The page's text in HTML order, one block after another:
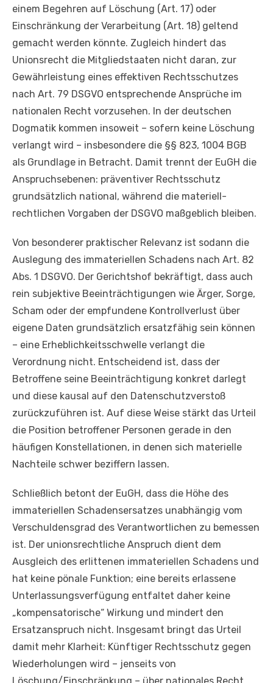
einem Begehren auf Löschung (Art. 17) oder
Einschränkung der Verarbeitung (Art. 18) geltend
gemacht werden könnte. Zugleich hindert das
Unionsrecht die Mitgliedstaaten nicht daran, zur
Gewährleistung eines effektiven Rechtsschutzes
nach Art. 79 DSGVO entsprechende Ansprüche im
nationalen Recht vorzusehen. In der deutschen
Dogmatik kommen insoweit – sofern keine Löschung
verlangt wird – insbesondere die §§ 823, 1004 BGB
als Grundlage in Betracht. Damit trennt der EuGH die
Anspruchsebenen: präventiver Rechtsschutz
grundsätzlich national, während die materiell-
rechtlichen Vorgaben der DSGVO maßgeblich bleiben.
Von besonderer praktischer Relevanz ist sodann die
Auslegung des immateriellen Schadens nach Art. 82
Abs. 1 DSGVO. Der Gerichtshof bekräftigt, dass auch
rein subjektive Beeinträchtigungen wie Ärger, Sorge,
Scham oder der empfundene Kontrollverlust über
eigene Daten grundsätzlich ersatzfähig sein können
– eine Erheblichkeitsschwelle verlangt die
Verordnung nicht. Entscheidend ist, dass der
Betroffene seine Beeinträchtigung konkret darlegt
und diese kausal auf den Datenschutzverstoß
zurückzuführen ist. Auf diese Weise stärkt das Urteil
die Position betroffener Personen gerade in den
häufigen Konstellationen, in denen sich materielle
Nachteile schwer beziffern lassen.
Schließlich betont der EuGH, dass die Höhe des
immateriellen Schadensersatzes unabhängig vom
Verschuldensgrad des Verantwortlichen zu bemessen
ist. Der unionsrechtliche Anspruch dient dem
Ausgleich des erlittenen immateriellen Schadens und
hat keine pönale Funktion; eine bereits erlassene
Unterlassungsverfügung entfaltet daher keine
„kompensatorische“ Wirkung und mindert den
Ersatzanspruch nicht. Insgesamt bringt das Urteil
damit mehr Klarheit: Künftiger Rechtsschutz gegen
Wiederholungen wird – jenseits von